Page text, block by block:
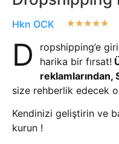
Hkn OCK ★★★★★
D
ropshipping’e
harika bir fırsat!
reklamlarından,
size rehberlik edecek
Kendinizi geliştirin ve
kurun !